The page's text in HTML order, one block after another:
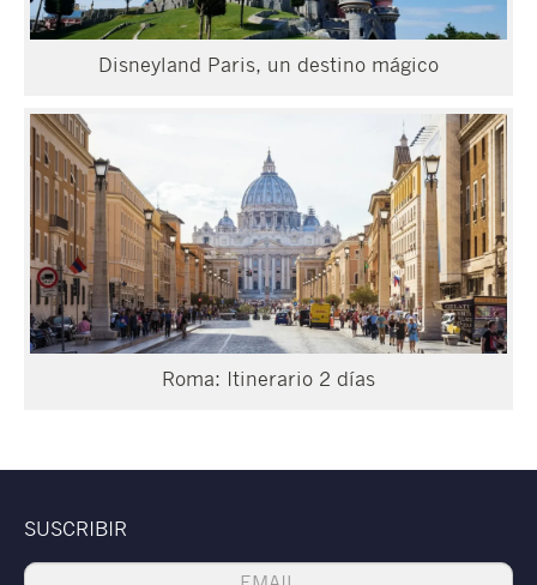
Disneyland Paris, un destino mágico
Roma: Itinerario 2 días
SUSCRIBIR